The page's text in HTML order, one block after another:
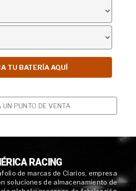
UN PUNTO DE VENTA
RACING
de marcas de Clarios, empresa
soluciones de almacenamiento de